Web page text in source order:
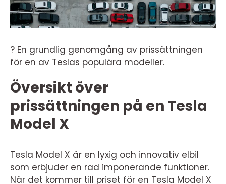
? En grundlig genomgång av prissättningen
för en av Teslas populära modeller.
Översikt över
prissättningen på en Tesla
Model X
Tesla Model X är en lyxig och innovativ elbil
som erbjuder en rad imponerande funktioner.
När det kommer till priset för en Tesla Model X